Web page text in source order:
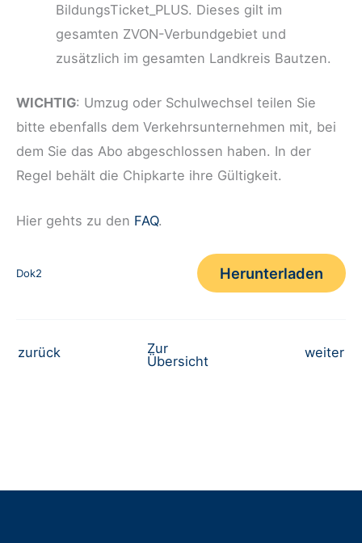
BildungsTicket_PLUS. Dieses gilt im
gesamten ZVON-Verbundgebiet und
zusätzlich im gesamten Landkreis Bautzen.
WICHTIG: Umzug oder Schulwechsel teilen Sie
bitte ebenfalls dem Verkehrsunternehmen mit, bei
dem Sie das Abo abgeschlossen haben. In der
Regel behält die Chipkarte ihre Gültigkeit.
Hier gehts zu den FAQ.
Dok2 Herunterladen
Beitrags-
zurück
Zur
Übersicht
weiter